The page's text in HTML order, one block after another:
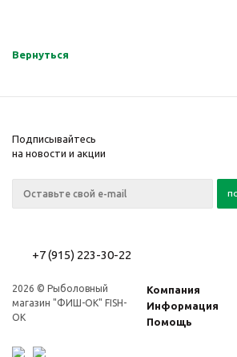
Вернуться
Подписывайтесь
на новости и акции
+7 (915) 223-30-22
2026 © Рыболовный
магазин "ФИШ-OK" FISH-
OK
Компания
Информация
Помощь